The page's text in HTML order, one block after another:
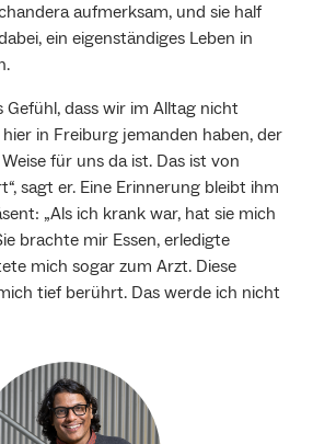
aufmerksam, und sie half
ein eigenständiges Leben in
Gefühl, dass wir im Alltag nicht
hier in Freiburg jemanden haben, der
für uns da ist. Das ist von
sagt er. Eine Erinnerung bleibt ihm
„Als ich krank war, hat sie mich
brachte mir Essen, erledigte
mich sogar zum Arzt. Diese
tief berührt. Das werde ich nicht